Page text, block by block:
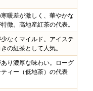
暖差が激しく、華やかな
徴。高地産紅茶の代表。
なくマイルド。アイステ
の紅茶として人気。
り濃厚な味わい。ローグ
ティー（低地茶）の代表